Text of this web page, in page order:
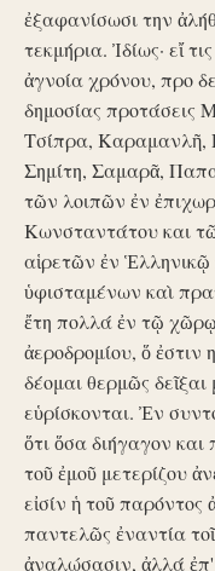
ἐξαφανίσωσι την
τεκμήρια. Ἰδίως· εἴ
ἀγνοία χρόνου, προ
δημοσίας προτάσεις
Τσίπρα, Καραμανλῆ,
Σημίτη, Σαμαρᾶ,
τῶν λοιπῶν ἐν
Κωνσταντάτου και
αἱρετῶν ἐν Ἑλληνικῷ
ὑφισταμένων καὶ
ἔτη πολλά ἐν τῷ
ἀεροδρομίου, ὅ ἐστιν
δέομαι θερμῶς δεῖξαι
εὑρίσκονται. Ἐν
ὅτι ὅσα διήγαγον και
τοῦ ἐμοῦ μετερίζου
εἰσίν ἡ τοῦ παρόντος
παντελῶς ἐναντία
ἀναλώσασιν, ἀλλά